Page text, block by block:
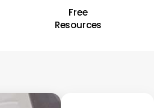
Free
Resources